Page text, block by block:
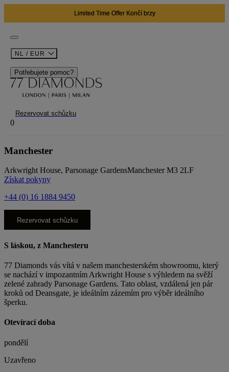
02 D 04 H 27 M
NL / EUR
Potřebujete pomoc?
Rezervovat schůzku
0
Manchester
Arkwright House, Parsonage GardensManchester M3 2LF
Získat pokyny
+44 (0) 16 1884 9450
Rezervovat schůzku
S láskou, z Manchesteru
77 Diamonds vás vítá v našem manchesterském showroomu, který
se nachází v impozantním Arkwright House s výhledem na svěží
zelené zahrady Parsonage Gardens. Tato oblast, vzdálená jen pár
kroků od Deansgate, je ideálním zázemím pro výběr ideálního
šperku.
Otevírací doba
pondělí
Uzavřeno